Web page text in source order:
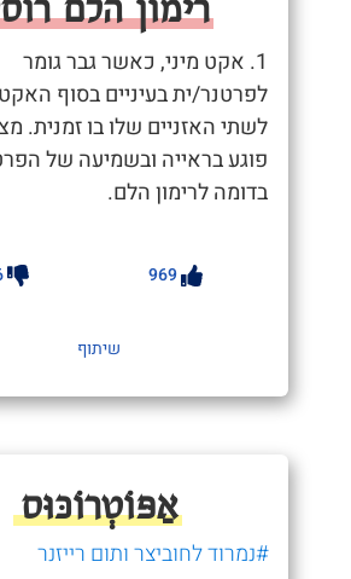
1. אקט מיני, כאשר גבר גומר
לפרטנר/ית בעיניים בסוף
לשתי האזניים שלו בו זמנית.
פוגע בראייה ובשמיעה של
בדומה לרימון הלם.
969
שיתוף
אַפּוֹטְרוֹכּוּס
#נמרוד לחוביצר ותום רייזנר